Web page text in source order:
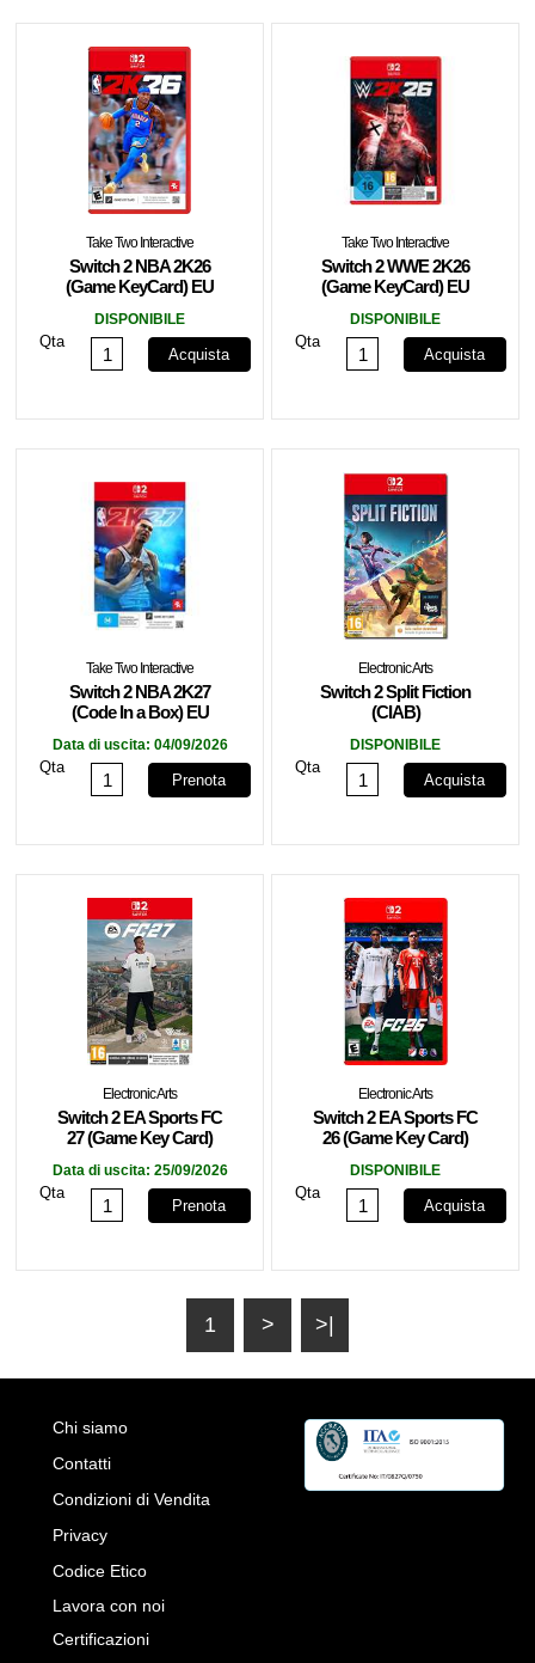
Take Two Interactive
Switch 2 NBA 2K26
(Game KeyCard) EU
DISPONIBILE
Qta
Acquista
Take Two Interactive
Switch 2 WWE 2K26
(Game KeyCard) EU
DISPONIBILE
Qta
Acquista
Take Two Interactive
Switch 2 NBA 2K27
(Code In a Box) EU
Data di uscita: 04/09/2026
Qta
Prenota
Electronic Arts
Switch 2 Split Fiction
(CIAB)
DISPONIBILE
Qta
Acquista
Electronic Arts
Switch 2 EA Sports FC
27 (Game Key Card)
Data di uscita: 25/09/2026
Qta
Prenota
Electronic Arts
Switch 2 EA Sports FC
26 (Game Key Card)
DISPONIBILE
Qta
Acquista
1 > >|
Chi siamo
Contatti
Condizioni di Vendita
Privacy
Codice Etico
Lavora con noi
Certificazioni